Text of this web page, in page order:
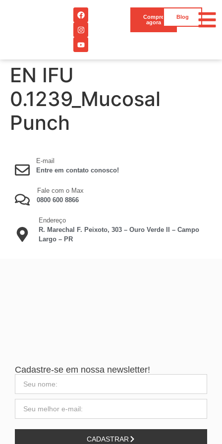
Compre
agora
Blog
EN IFU
0.1239_Mucosal
Punch
E-mail
Entre em contato conosco!
Fale com o Max
0800 600 8866
Endereço
R. Marechal F. Peixoto, 303 – Ouro Verde II – Campo
Largo – PR
Cadastre-se em nossa newsletter!
CADASTRAR